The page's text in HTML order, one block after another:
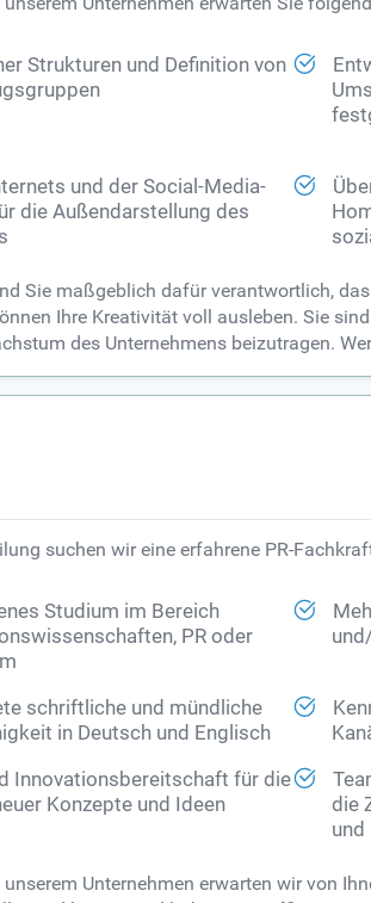
Strukturen und Definition von
und der Social-Media-
die Außendarstellung des
Sie maßgeblich dafür verantwortlich,
Ihre Kreativität voll ausleben. Sie
des Unternehmens beizutragen.
suchen wir eine erfahrene PR-
Studium im Bereich
PR oder
schriftliche und mündliche
in Deutsch und Englisch
Innovationsbereitschaft für die
Konzepte und Ideen
die
und
Unternehmen erwarten wir von